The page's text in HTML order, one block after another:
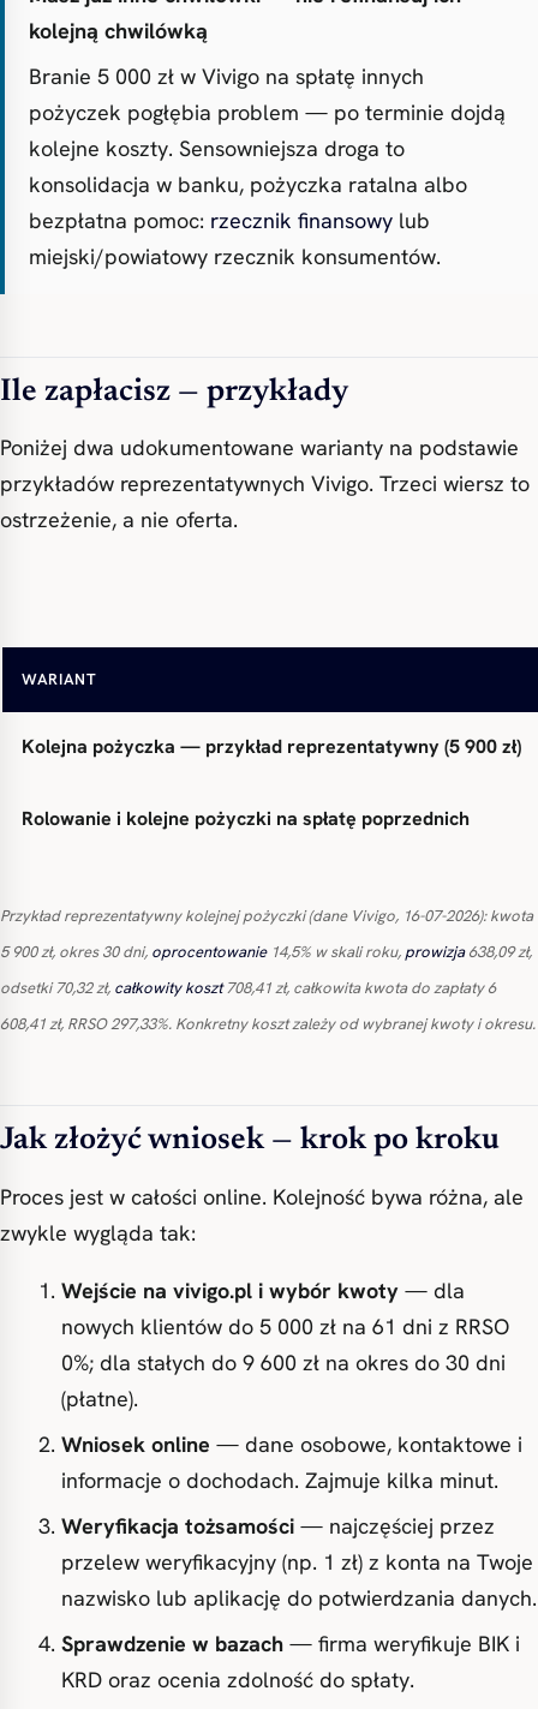
kolejną chwilówką
Branie 5 000 zł w Vivigo na spłatę innych
pożyczek pogłębia problem — po terminie dojdą
kolejne koszty. Sensowniejsza droga to
konsolidacja w banku, pożyczka ratalna albo
bezpłatna pomoc: rzecznik finansowy lub
miejski/powiatowy rzecznik konsumentów.
Ile zapłacisz — przykłady
Poniżej dwa udokumentowane warianty na podstawie
przykładów reprezentatywnych Vivigo. Trzeci wiersz to
ostrzeżenie, a nie oferta.
WARIANT
Pierwsza pożyczka nowego klienta (do 5 000 zł, promocja
Kolejna pożyczka — przykład reprezentatywny (5 900 zł)
Rolowanie i kolejne pożyczki na spłatę poprzednich
Przykład reprezentatywny kolejnej pożyczki (dane Vivigo, 16-07-2026): kwota
5 900 zł, okres 30 dni, oprocentowanie14,5% w skali roku, prowizja638,09 zł,
odsetki 70,32 zł, całkowity koszt708,41 zł, całkowita kwota do zapłaty 6
608,41 zł, RRSO 297,33%. Konkretny koszt zależy od wybranej kwoty i okresu.
Jak złożyć wniosek — krok po kroku
Proces jest w całości online. Kolejność bywa różna, ale
zwykle wygląda tak:
Wejście na vivigo.pl i wybór kwoty — dla
nowych klientów do 5 000 zł na 61 dni z RRSO
0%; dla stałych do 9 600 zł na okres do 30 dni
(płatne).
Wniosek online — dane osobowe, kontaktowe i
informacje o dochodach. Zajmuje kilka minut.
Weryfikacja tożsamości — najczęściej przez
przelew weryfikacyjny (np. 1 zł) z konta na Twoje
nazwisko lub aplikację do potwierdzania danych.
Sprawdzenie w bazach — firma weryfikuje BIK i
KRD oraz ocenia zdolność do spłaty.